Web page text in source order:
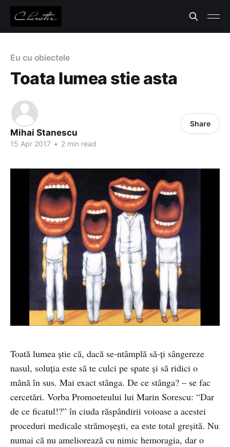
Eu cu obiectele
Toata lumea stie asta
Mihai Stanescu
15 Apr 2017 • 2 min read
Share
Toată lumea știe că, dacă se-ntâmplă să-ți sângereze
nasul, soluția este să te culci pe spate și să ridici o
mână în sus. Mai exact stânga. De ce stânga? – se fac
cercetări. Vorba Promoeteului lui Marin Sorescu: “Dar
de ce ficatul!?” în ciuda răspândirii voioase a acestei
proceduri medicale strămoșești, ea este total greșită. Nu
numai că nu ameliorează cu nimic hemoragia, dar o